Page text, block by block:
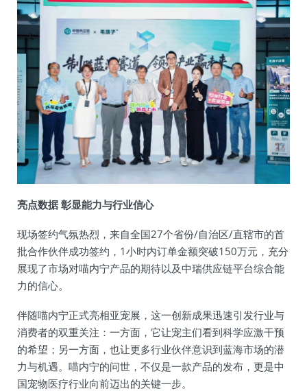
亮点数据 彰显能力与行业信心
现场签约气氛热烈，来自全国27个省份/自治区/直辖市的首
批合作伙伴成功签约，1小时内订单金额突破150万元，充分
展现了市场对喵内宁产品的期待以及中瑞供应链平台综合能
力的信心。
伴随喵内宁正式亮相亚宠展，这一创新成果迅速引发行业与
消费者的双重关注：一方面，它让宠主们看到科学应激干预
的希望；另一方面，也让更多行业伙伴意识到蓝海市场的潜
力与机遇。喵内宁的问世，不仅是一款产品的发布，更是中
国宠物医疗行业向前迈出的关键一步。